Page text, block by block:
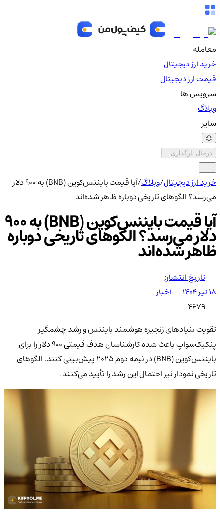
معامله
خرید ارز دیجیتال
قیمت ارز دیجیتال
سرویس ها
وبلاگ
سایر
درحال بارگذاری...
خرید ارز دیجیتال/وبلاگ/
آیا قیمت بایننس‌کوین (BNB) به ۹۰۰ دلار
می‌رسد؟ الگوهای تاریخی دوباره ظاهر شده‌اند
آیا قیمت بایننس‌کوین (BNB) به ۹۰۰
دلار می‌رسد؟ الگوهای تاریخی دوباره
ظاهر شده‌اند
تاریخ انتشار:
۱۸ تیر ۱۴۰۴
اخبار
4679
تقویت بنیادهای زنجیره هوشمند بایننس و رشد چشمگیر
پنکیک‌سواپ باعث شده کارشناسان هدف قیمتی ۹۰۰ دلار را برای
بایننس‌کوین (BNB) در نیمه دوم ۲۰۲۵ پیش‌بینی کنند. الگوهای
تاریخی نمودار نیز احتمال این رشد را تأیید می‌کنند.